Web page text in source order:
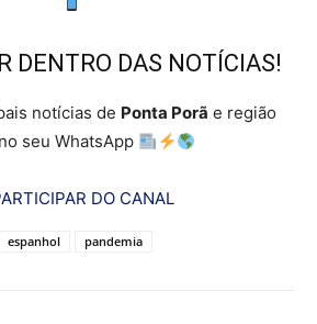
DENTRO DAS NOTÍCIAS!
notícias de Ponta Porã e região
seu WhatsApp
DO CANAL
espanhol pandemia